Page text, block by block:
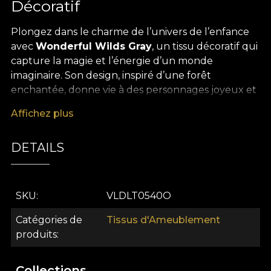
Décoratif
Plongez dans le charme de l’univers de l’enfance
avec Wonderful Wilds Gray, un tissu décoratif qui
capture la magie et l’énergie d’un monde
imaginaire. Son design, inspiré d’une forêt
enchantée, donne vie à des personnages joyeux et
gris élégants, de touches colorées et de détails
imprimé sur ce tissu premium transforme la pièce
en un récit visuel vibrant, lumineux et empreint
Le tissu Wonderful Wilds Gray séduit par sa grande
polyvalence, et devient un allié précieux pour tout
projet d’aménagement intérieur dédié aux enfants
ou aux espaces créatifs. Il se prête aussi bien à la
Affichez plus
DETAILS
SKU VLDLT0540O
Catégories de
produits
Tissus d'Ameublement